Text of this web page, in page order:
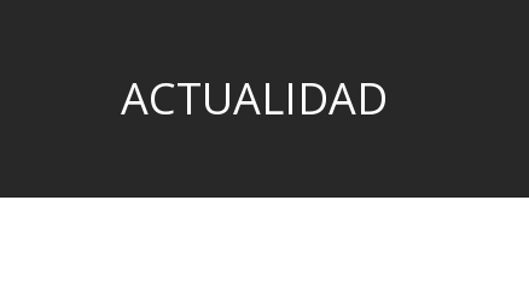
ACTUALIDAD